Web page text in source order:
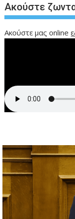
Ακούστε
Ακούστε μας online